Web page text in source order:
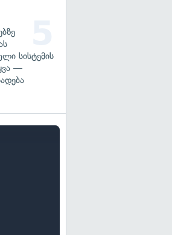
სისტემის
—